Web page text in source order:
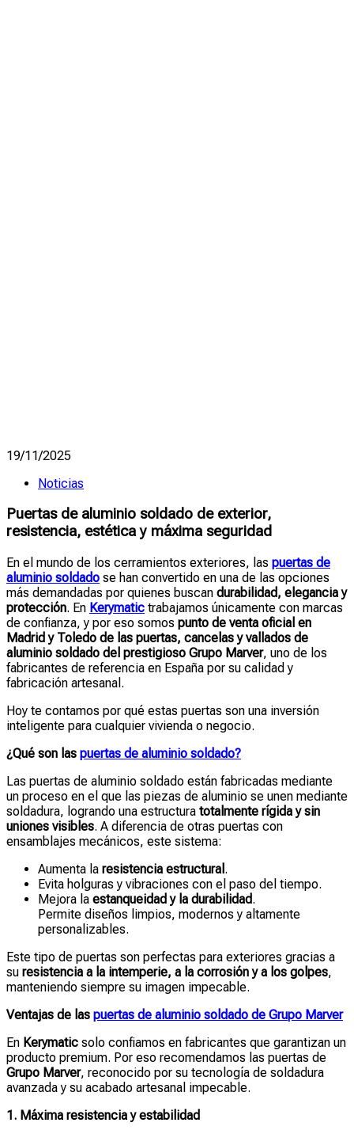
19/11/2025
Noticias
Puertas de aluminio soldado de exterior,
resistencia, estética y máxima seguridad
En el mundo de los cerramientos exteriores, las puertas de
aluminio soldado se han convertido en una de las opciones
más demandadas por quienes buscan durabilidad, elegancia y
protección. En Kerymatic trabajamos únicamente con marcas
de confianza, y por eso somos punto de venta oficial en
Madrid y Toledo de las puertas, cancelas y vallados de
aluminio soldado del prestigioso Grupo Marver, uno de los
fabricantes de referencia en España por su calidad y
fabricación artesanal.
Hoy te contamos por qué estas puertas son una inversión
inteligente para cualquier vivienda o negocio.
¿Qué son las puertas de aluminio soldado?
Las puertas de aluminio soldado están fabricadas mediante
un proceso en el que las piezas de aluminio se unen mediante
soldadura, logrando una estructura totalmente rígida y sin
uniones visibles. A diferencia de otras puertas con
ensamblajes mecánicos, este sistema:
Aumenta la resistencia estructural .
Evita holguras y vibraciones con el paso del tiempo.
Mejora la estanqueidad y la durabilidad.
Permite diseños limpios, modernos y altamente
personalizables.
Este tipo de puertas son perfectas para exteriores gracias a
su resistencia a la intemperie, a la corrosión y a los golpes,
manteniendo siempre su imagen impecable.
Ventajas de las puertas de aluminio soldado de Grupo Marver
En Kerymatic solo confiamos en fabricantes que garantizan un
producto premium. Por eso recomendamos las puertas de
Grupo Marver, reconocido por su tecnología de soldadura
avanzada y su acabado artesanal impecable.
1. Máxima resistencia y estabilidad